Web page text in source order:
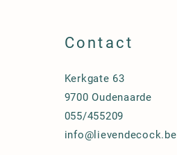
Contact
Kerkgate 63
9700 Oudenaarde
055/455209
info@lievendecock.be